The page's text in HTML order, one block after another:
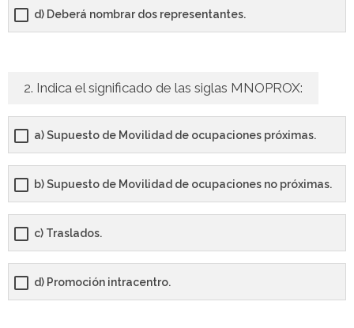
Castilla-La Mancha – Libre – 2025
- - OPOSICIÓN Enfermero SESCAM – Libre – 2025
Castilla La – Mancha, turno libre – 2025
- Comun. Madrid
- - TEST de Auxiliar Administrativo Comunidad de
Madrid 2026
d) Deberá nombrar dos representantes.
2. Indica el significado de las siglas MNOPROX:
a) Supuesto de Movilidad de ocupaciones próximas.
b) Supuesto de Movilidad de ocupaciones no próximas.
c) Traslados.
d) Promoción intracentro.